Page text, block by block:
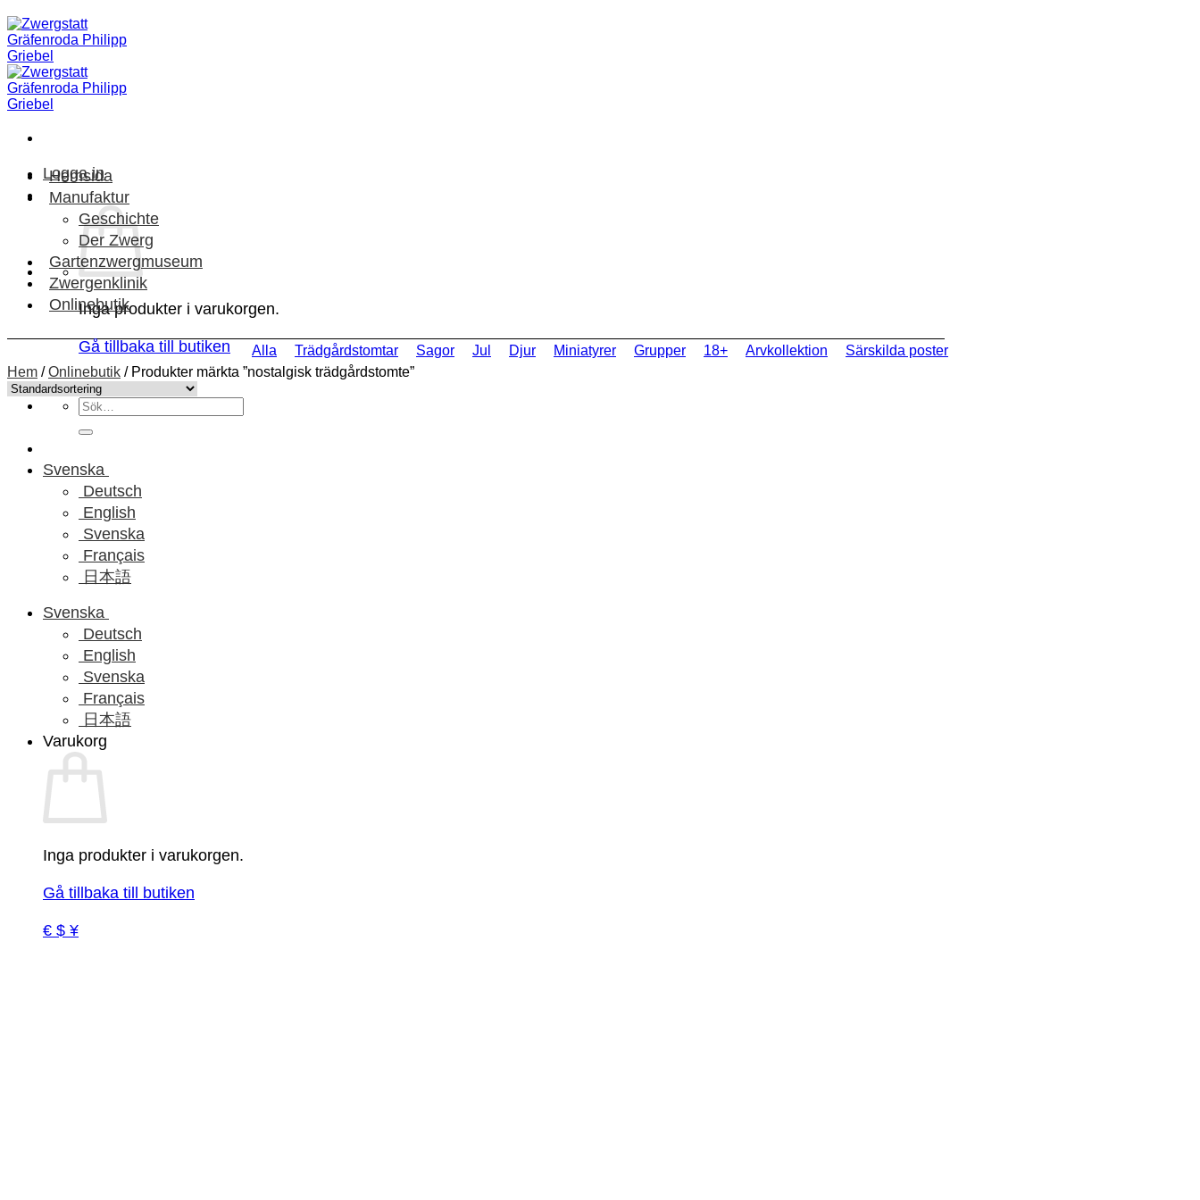
Skip
to
content
Logga in
Inga produkter i varukorgen.
Gå tillbaka till butiken
Sök
efter:
Svenska
Deutsch
English
Svenska
Français
日本語
Svenska
Deutsch
English
Svenska
Français
日本語
Varukorg
Inga produkter i varukorgen.
Gå tillbaka till butiken
€ $ ¥
Hemsida
Manufaktur
Geschichte
Der Zwerg
Gartenzwergmuseum
Zwergenklinik
Onlinebutik
Alla Trädgårdstomtar Sagor Jul Djur Miniatyrer Grupper 18+ Arvkollektion
Särskilda poster
Hem / Onlinebutik /Produkter märkta ”nostalgisk trädgårdstomte”